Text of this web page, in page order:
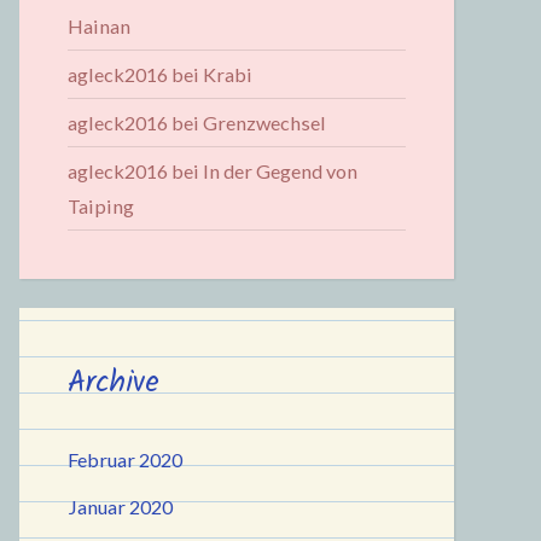
Hainan
agleck2016 bei Krabi
agleck2016 bei Grenzwechsel
agleck2016 bei In der Gegend von
Taiping
Archive
Februar 2020
Januar 2020